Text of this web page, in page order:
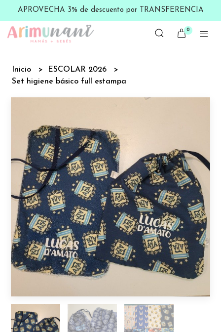
APROVECHA 3% de descuento por TRANSFERENCIA
0
Inicio
ESCOLAR 2026
Set higiene básico full estampa